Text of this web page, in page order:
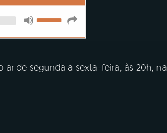
ar de segunda a sexta-feira, às 20h, na